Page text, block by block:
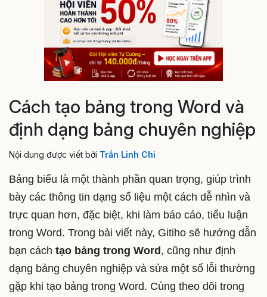
Cách tạo bảng trong Word và
định dạng bảng chuyên nghiệp
Nội dung được viết bởi Trần Linh Chi
Bảng biểu là một thành phần quan trọng, giúp trình
bày các thông tin dạng số liệu một cách dễ nhìn và
trực quan hơn, đặc biệt, khi làm báo cáo, tiểu luận
trong Word. Trong bài viết này, Gitiho sẽ hướng dẫn
bạn cách tạo bảng trong Word, cũng như định
dạng bảng chuyên nghiệp và sửa một số lỗi thường
gặp khi tạo bảng trong Word. Cùng theo dõi trong